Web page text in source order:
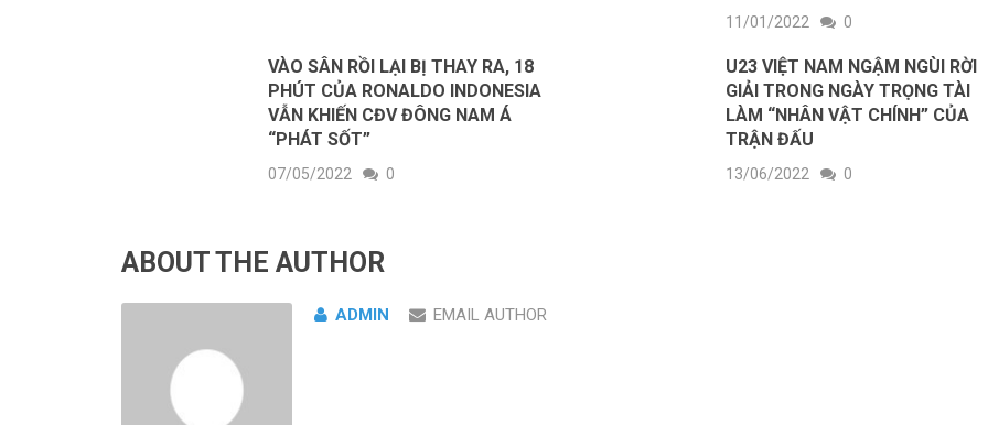
11/01/2022 0
VÀO SÂN RỒI LẠI BỊ THAY RA, 18
PHÚT CỦA RONALDO INDONESIA
VẪN KHIẾN CĐV ĐÔNG NAM Á
“PHÁT SỐT”
07/05/2022 0
U23 VIỆT NAM NGẬM NGÙI RỜI
GIẢI TRONG NGÀY TRỌNG TÀI
LÀM “NHÂN VẬT CHÍNH” CỦA
TRẬN ĐẤU
13/06/2022 0
ABOUT THE AUTHOR
ADMIN EMAIL AUTHOR